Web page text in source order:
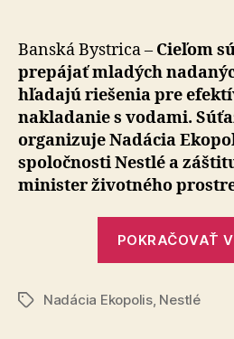
Banská Bystrica – Cieľom
prepájať mladých
hľadajú riešenia pre
nakladanie s vodami.
organizuje Nadácia
spoločnosti Nestlé a
minister životného
POKRAČOVAŤ
ZnačkyNadácia Ekopolis, Nestlé